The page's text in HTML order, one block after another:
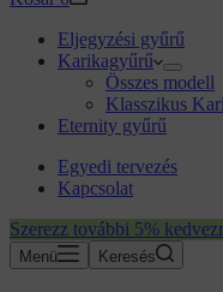
Eljegyzési gyűrű
Karikagyűrű
Összes modell
Klasszikus
Eternity gyűrű
Egyedi tervezés
Kapcsolat
Szerezz további 5%
Menü Keresés